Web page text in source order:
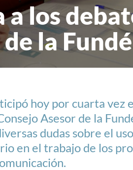
a los
la
hoy por cuarta vez
Asesor de la
dudas sobre el
en el trabajo de los